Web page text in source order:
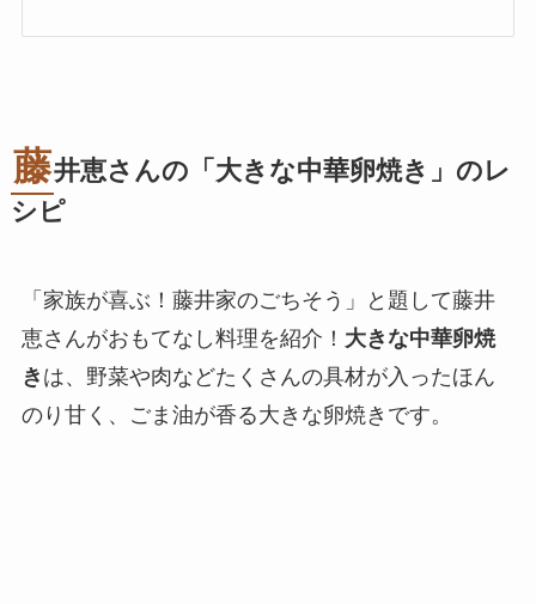
藤井恵さんの「大きな中華卵焼き」のレ
シピ
「家族が喜ぶ！藤井家のごちそう」と題して藤井
恵さんがおもてなし料理を紹介！ 大きな中華卵焼
き は、野菜や肉などたくさんの具材が入ったほん
のり甘く、ごま油が香る大きな卵焼きです。